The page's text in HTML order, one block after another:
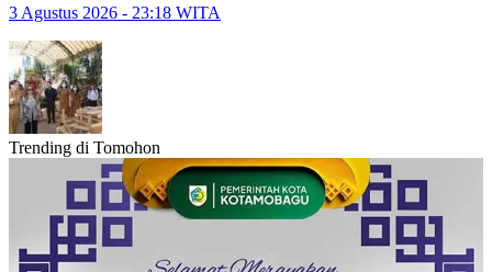
3 Agustus 2026 - 23:18 WITA
Trending di Tomohon